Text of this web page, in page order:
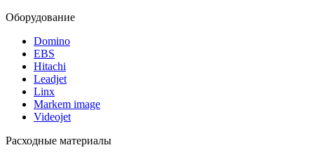
Оборудование
Domino
EBS
Hitachi
Leadjet
Linx
Markem image
Videojet
Расходные материалы